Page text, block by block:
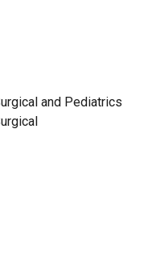
and Pediatrics